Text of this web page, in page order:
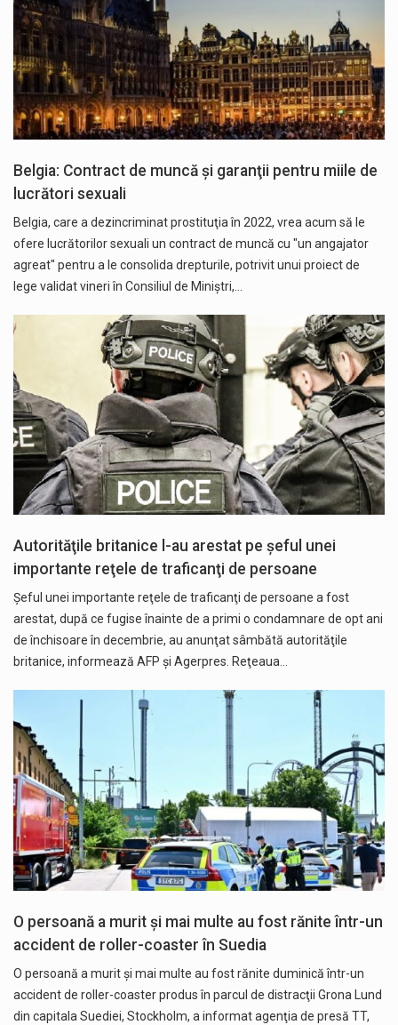
Belgia: Contract de muncă şi garanţii pentru miile de
lucrători sexuali
Belgia, care a dezincriminat prostituţia în 2022, vrea acum să le
ofere lucrătorilor sexuali un contract de muncă cu "un angajator
agreat" pentru a le consolida drepturile, potrivit unui proiect de
lege validat vineri în Consiliul de Miniştri,…
Autorităţile britanice l-au arestat pe şeful unei
importante reţele de traficanţi de persoane
Şeful unei importante reţele de traficanţi de persoane a fost
arestat, după ce fugise înainte de a primi o condamnare de opt ani
de închisoare în decembrie, au anunţat sâmbătă autorităţile
britanice, informează AFP și Agerpres. Reţeaua…
O persoană a murit şi mai multe au fost rănite într-un
accident de roller-coaster în Suedia
O persoană a murit şi mai multe au fost rănite duminică într-un
accident de roller-coaster produs în parcul de distracţii Grona Lund
din capitala Suediei, Stockholm, a informat agenţia de presă TT,